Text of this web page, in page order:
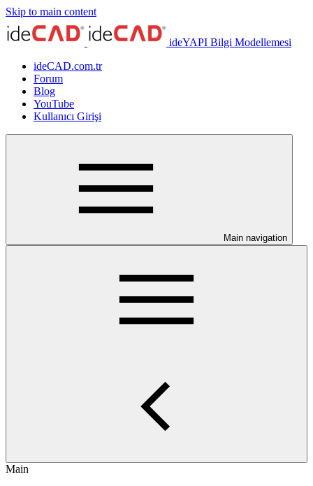
Skip to main content
ideYAPI Bilgi Modellemesi
ideCAD.com.tr
Forum
Blog
YouTube
Kullanıcı Girişi
Main navigation
Main